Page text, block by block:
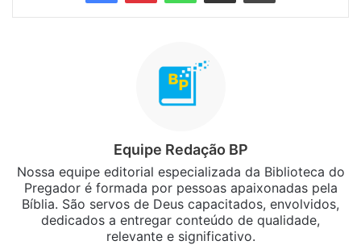
Equipe Redação BP
Nossa equipe editorial especializada da Biblioteca do
Pregador é formada por pessoas apaixonadas pela
Bíblia. São servos de Deus capacitados, envolvidos,
dedicados a entregar conteúdo de qualidade,
relevante e significativo.